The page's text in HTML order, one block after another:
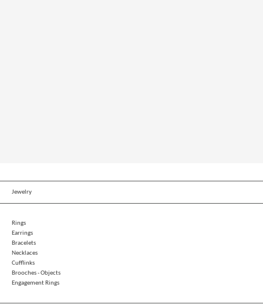
Jewelry
Rings
Earrings
Bracelets
Necklaces
Cufflinks
Brooches - Objects
Engagement Rings